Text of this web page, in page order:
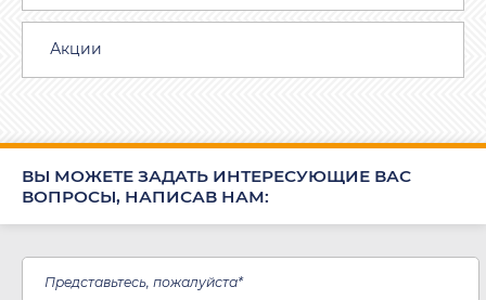
Акции
ВЫ МОЖЕТЕ ЗАДАТЬ ИНТЕРЕСУЮЩИЕ ВАС
ВОПРОСЫ, НАПИСАВ НАМ: